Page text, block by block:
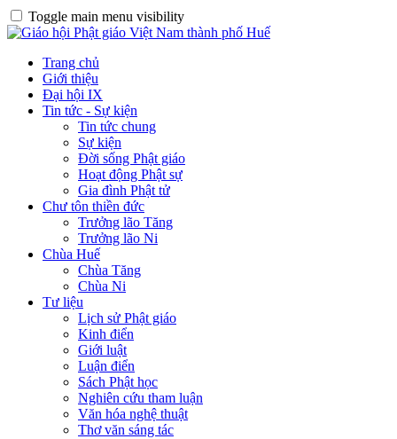
Toggle main menu visibility
Trang chủ
Giới thiệu
Đại hội IX
Tin tức - Sự kiện
Tin tức chung
Sự kiện
Đời sống Phật giáo
Hoạt động Phật sự
Gia đình Phật tử
Chư tôn thiền đức
Trưởng lão Tăng
Trưởng lão Ni
Chùa Huế
Chùa Tăng
Chùa Ni
Tư liệu
Lịch sử Phật giáo
Kinh điển
Giới luật
Luận điển
Sách Phật học
Nghiên cứu tham luận
Văn hóa nghệ thuật
Thơ văn sáng tác